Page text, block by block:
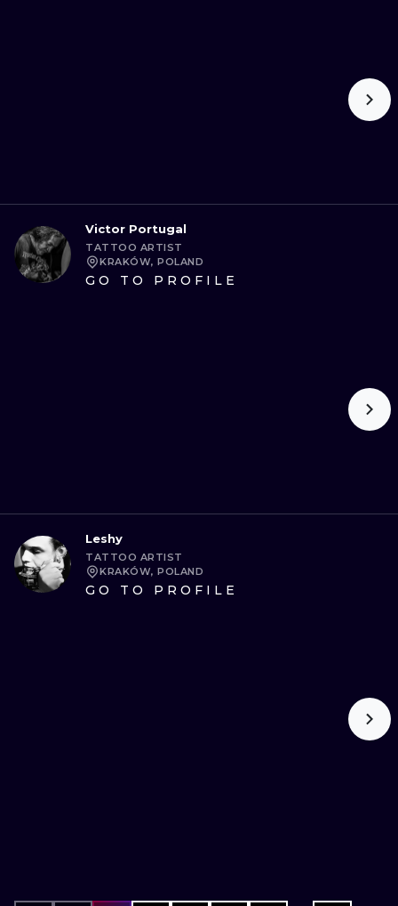
Victor Portugal
TATTOO ARTIST
KRAKÓW, POLAND
GO TO PROFILE
Leshy
TATTOO ARTIST
KRAKÓW, POLAND
GO TO PROFILE